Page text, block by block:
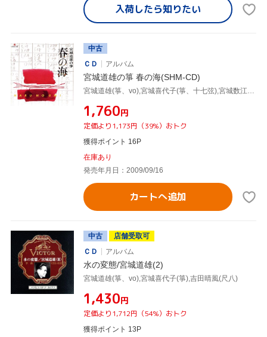
入荷したら知りたい
中古
ＣＤ
アルバム
宮城道雄の箏 春の海(SHM-CD)
宮城道雄(箏、vo),宮城喜代子(箏、十七弦),宮城数江(箏)
¥1,760円
定価より1,173円（39%）おトク
獲得ポイント 16P
在庫あり
発売年月日：2009/09/16
カートへ追加
中古
店舗受取可
ＣＤ
アルバム
水の変態/宮城道雄(2)
宮城道雄(箏、vo),宮城喜代子(箏),吉田晴風(尺八)
¥1,430円
定価より1,712円（54%）おトク
獲得ポイント 13P